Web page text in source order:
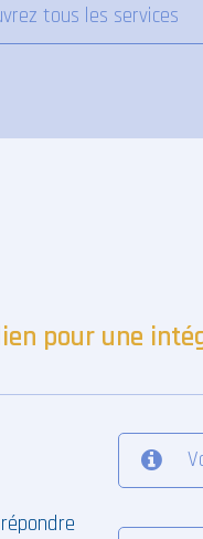
tous les services
pour une